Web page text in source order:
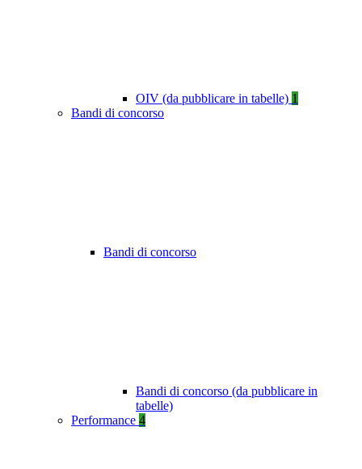
OIV (da pubblicare in tabelle) 1
Bandi di concorso
Bandi di concorso
Bandi di concorso (da pubblicare in
tabelle)
Performance 4